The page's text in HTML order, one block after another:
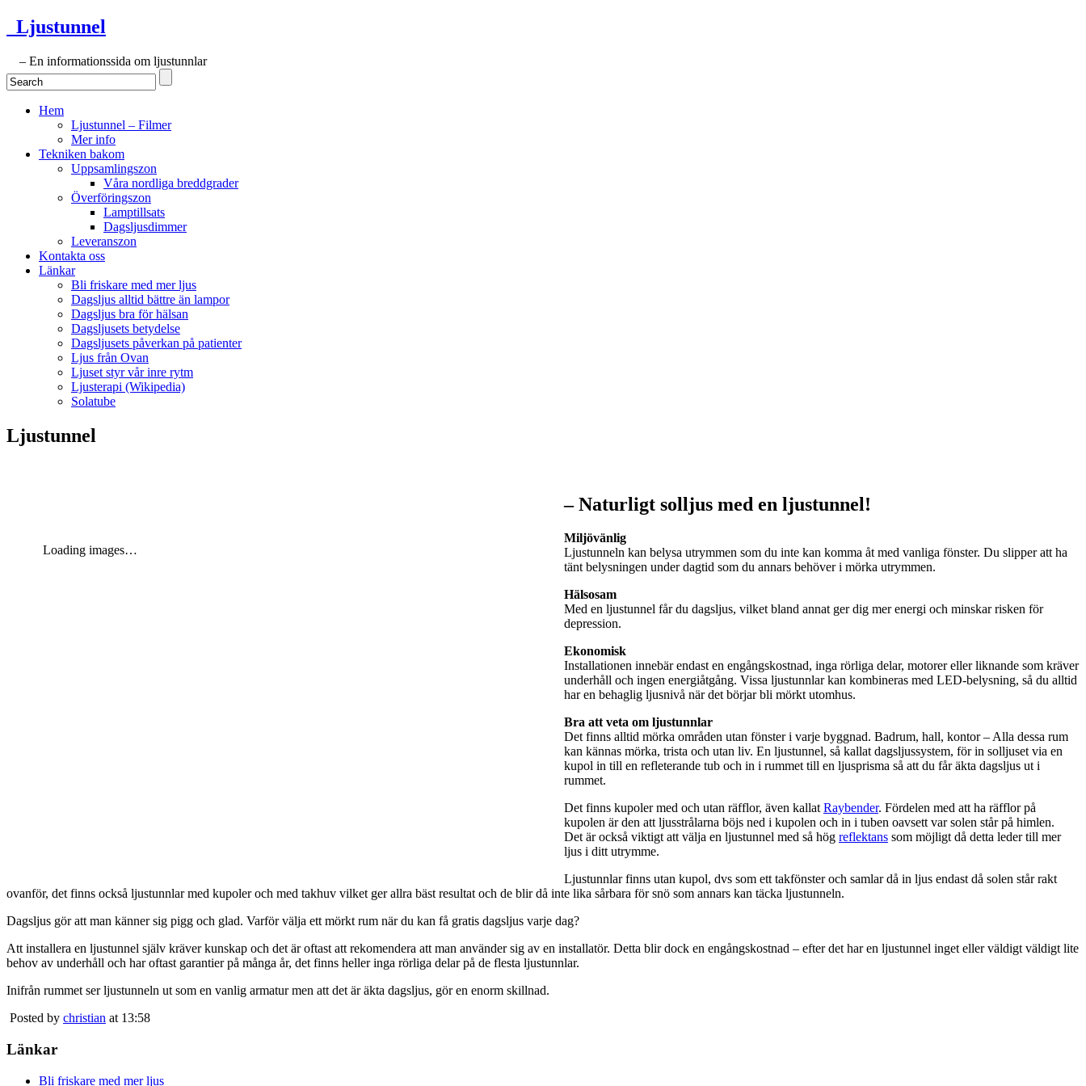
Ljustunnel
– En informationssida om ljustunnlar
Hem
Ljustunnel – Filmer
Mer info
Tekniken bakom
Uppsamlingszon
Våra nordliga breddgrader
Överföringszon
Lamptillsats
Dagsljusdimmer
Leveranszon
Kontakta oss
Länkar
Bli friskare med mer ljus
Dagsljus alltid bättre än lampor
Dagsljus bra för hälsan
Dagsljusets betydelse
Dagsljusets påverkan på patienter
Ljus från Ovan
Ljuset styr vår inre rytm
Ljusterapi (Wikipedia)
Solatube
Ljustunnel
Loading images…
– Naturligt solljus med en ljustunnel!
Miljövänlig
Ljustunneln kan belysa utrymmen som du inte kan komma åt med vanliga fönster. Du slipper att ha
tänt belysningen under dagtid som du annars behöver i mörka utrymmen.
Hälsosam
Med en ljustunnel får du dagsljus, vilket bland annat ger dig mer energi och minskar risken för
depression.
Ekonomisk
Installationen innebär endast en engångskostnad, inga rörliga delar, motorer eller liknande som kräver
underhåll och ingen energiåtgång. Vissa ljustunnlar kan kombineras med LED-belysning, så du alltid
har en behaglig ljusnivå när det börjar bli mörkt utomhus.
Bra att veta om ljustunnlar
Det finns alltid mörka områden utan fönster i varje byggnad. Badrum, hall, kontor – Alla dessa rum
kan kännas mörka, trista och utan liv. En ljustunnel, så kallat dagsljussystem, för in solljuset via en
kupol in till en refleterande tub och in i rummet till en ljusprisma så att du får äkta dagsljus ut i
rummet.
Det finns kupoler med och utan räfflor, även kallatRaybender. Fördelen med att ha räfflor på
kupolen är den att ljusstrålarna böjs ned i kupolen och in i tuben oavsett var solen står på himlen.
Det är också viktigt att välja en ljustunnel med så hög reflektans som möjligt då detta leder till mer
ljus i ditt utrymme.
Ljustunnlar finns utan kupol, dvs som ett takfönster och samlar då in ljus endast då solen står rakt
ovanför, det finns också ljustunnlar med kupoler och med takhuv vilket ger allra bäst resultat och de blir då inte lika sårbara för snö som annars kan täcka ljustunneln.
Dagsljus gör att man känner sig pigg och glad. Varför välja ett mörkt rum när du kan få gratis dagsljus varje dag?
Att installera en ljustunnel själv kräver kunskap och det är oftast att rekomendera att man använder sig av en installatör. Detta blir dock en engångskostnad – efter det har en ljustunnel inget eller väldigt väldigt lite
behov av underhåll och har oftast garantier på många år, det finns heller inga rörliga delar på de flesta ljustunnlar.
Inifrån rummet ser ljustunneln ut som en vanlig armatur men att det är äkta dagsljus, gör en enorm skillnad.
Posted by christian at 13:58
Länkar
Bli friskare med mer ljus